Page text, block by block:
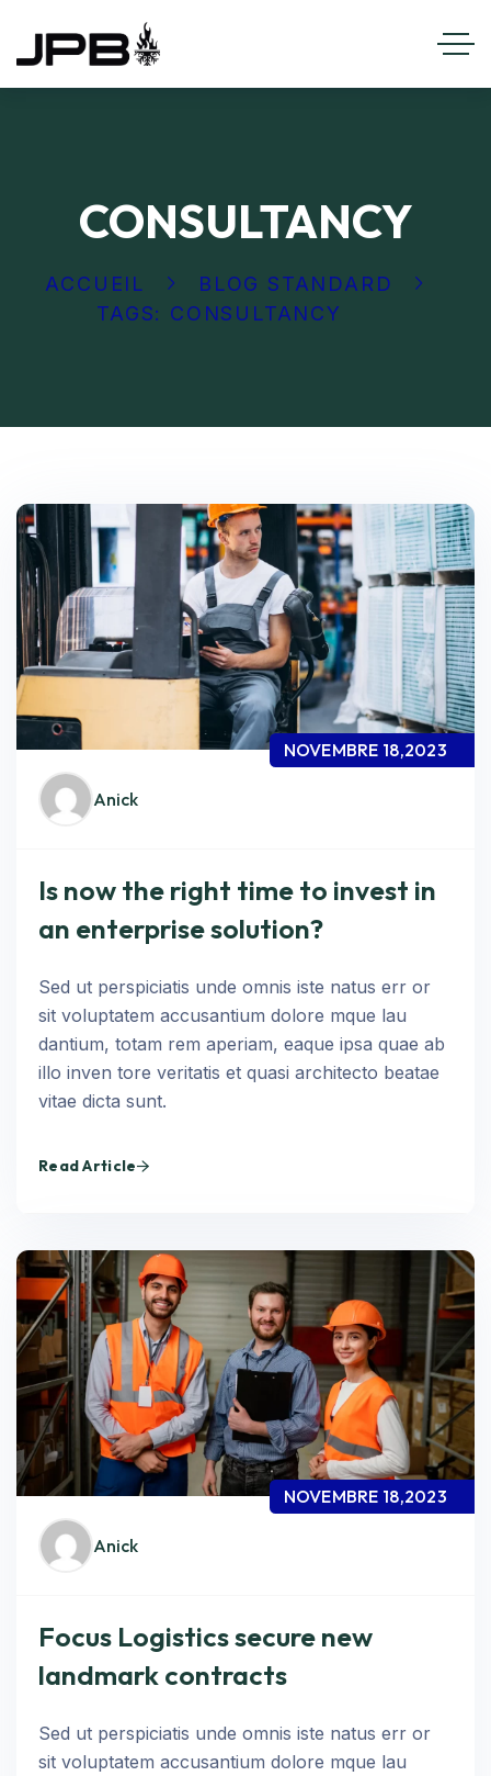
CONSULTANCY
ACCUEIL
BLOG STANDARD
TAGS: CONSULTANCY
Anick
NOVEMBRE 18,2023
Is now the right time to invest in
an enterprise solution?
Sed ut perspiciatis unde omnis iste natus err or
sit voluptatem accusantium dolore mque lau
dantium, totam rem aperiam, eaque ipsa quae ab
illo inven tore veritatis et quasi architecto beatae
vitae dicta sunt.
Read Article
Anick
NOVEMBRE 18,2023
Focus Logistics secure new
landmark contracts
Sed ut perspiciatis unde omnis iste natus err or
sit voluptatem accusantium dolore mque lau